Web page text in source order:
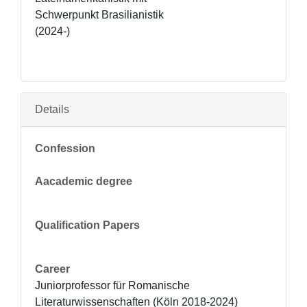
Schwerpunkt Brasilianistik
(2024-)
Details
Confession
Aacademic degree
Qualification Papers
Career
Juniorprofessor für Romanische
Literaturwissenschaften (Köln 2018-2024)